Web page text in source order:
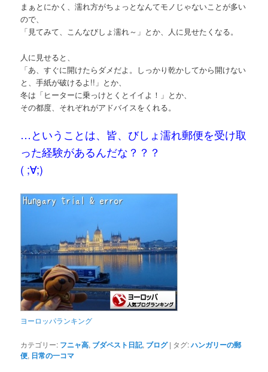
まぁとにかく、濡れ方がちょっとなんてモノじゃないことが多い
ので、
「見てみて、こんなびしょ濡れ～」とか、人に見せたくなる。
人に見せると、
「あ、すぐに開けたらダメだよ。しっかり乾かしてから開けない
と、手紙が破けるよ!!」とか、
冬は「ヒーターに乗っけとくとイイよ！」とか、
その都度、それぞれがアドバイスをくれる。
…ということは、皆、びしょ濡れ郵便を受け取
った経験があるんだな？？？
( ;∀;)
ヨーロッパランキング
カテゴリー: フニャ高, ブダペスト日記, ブログ | タグ:ハンガリーの郵
便, 日常の一コマ